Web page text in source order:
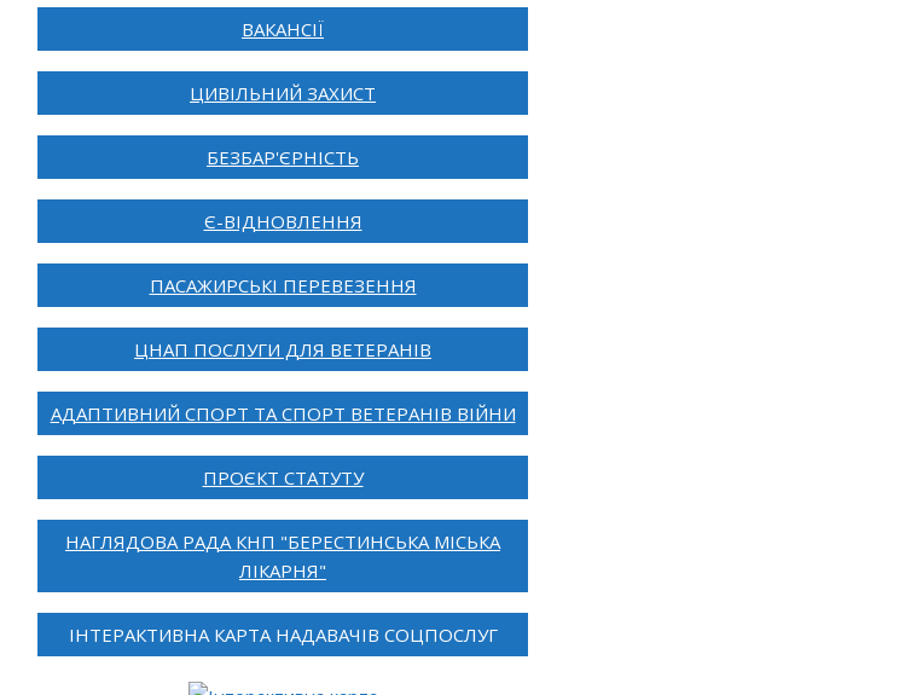
ВАКАНСІЇ
ЦИВІЛЬНИЙ ЗАХИСТ
БЕЗБАР'ЄРНІСТЬ
Є-ВІДНОВЛЕННЯ
ПАСАЖИРСЬКІ ПЕРЕВЕЗЕННЯ
ЦНАП ПОСЛУГИ ДЛЯ ВЕТЕРАНІВ
АДАПТИВНИЙ СПОРТ ТА СПОРТ ВЕТЕРАНІВ ВІЙНИ
ПРОЄКТ СТАТУТУ
НАГЛЯДОВА РАДА КНП "БЕРЕСТИНСЬКА МІСЬКА
ЛІКАРНЯ"
ІНТЕРАКТИВНА КАРТА НАДАВАЧІВ СОЦПОСЛУГ